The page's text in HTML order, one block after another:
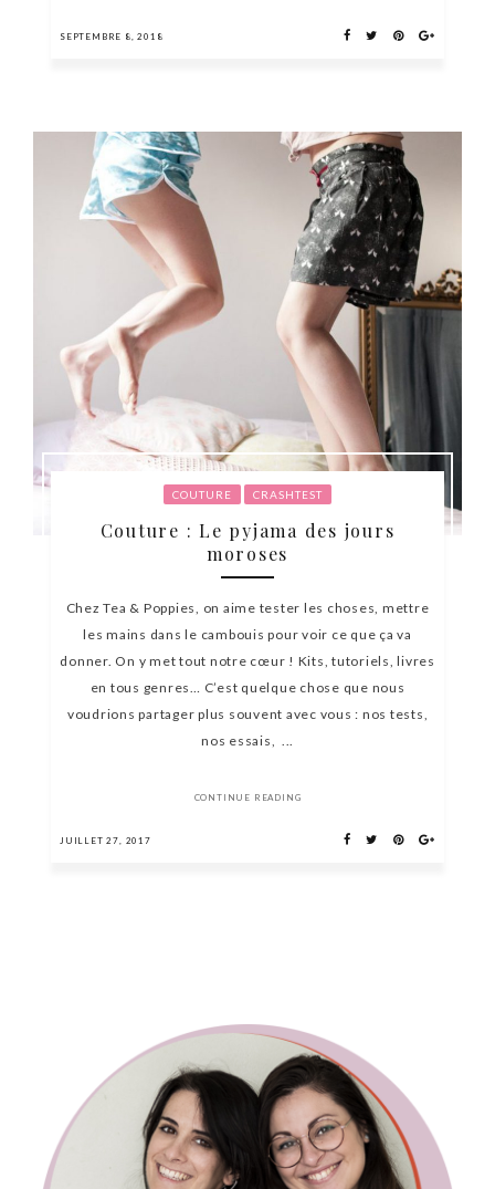
SEPTEMBRE 8, 2018
COUTURE CRASHTEST
Couture : Le pyjama des jours
moroses
Chez Tea & Poppies, on aime tester les choses, mettre
les mains dans le cambouis pour voir ce que ça va
donner. On y met tout notre cœur ! Kits, tutoriels, livres
en tous genres… C’est quelque chose que nous
voudrions partager plus souvent avec vous : nos tests,
nos essais, ...
CONTINUE READING
JUILLET 27, 2017